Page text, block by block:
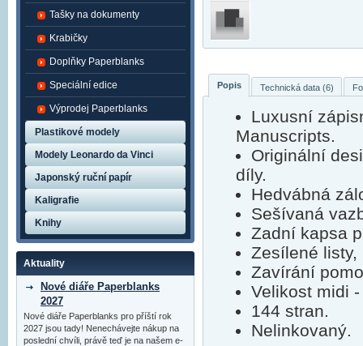
Popis Technická data (6)
Luxusní
Manuscripts.
Originální
díly.
Hedvábná
Sešívaná
Zadní kapsa
Zesílené
Zavírání
Velikost midi
144 stran.
Nelinkovaný.
Tašky na dokumenty
Krabičky
Doplňky Paperblanks
Speciální edice
Výprodej Paperblanks
Plastikové modely
Modely Leonardo da Vinci
Japonský ruční papír
Kaligrafie
Knihy
Aktuality
Nové diáře Paperblanks
2027
Nové diáře Paperblanks pro příští rok
2027 jsou tady! Nenechávejte nákup na
poslední chvíli, právě teď je na našem e-